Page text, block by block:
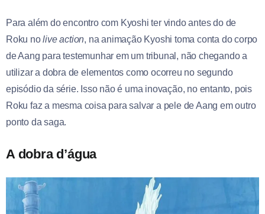
Para além do encontro com Kyoshi ter vindo antes do de
Roku nolive action, na animação Kyoshi toma conta do corpo
de Aang para testemunhar em um tribunal, não chegando a
utilizar a dobra de elementos como ocorreu no segundo
episódio da série. Isso não é uma inovação, no entanto, pois
Roku faz a mesma coisa para salvar a pele de Aang em outro
ponto da saga.
A dobra d’água